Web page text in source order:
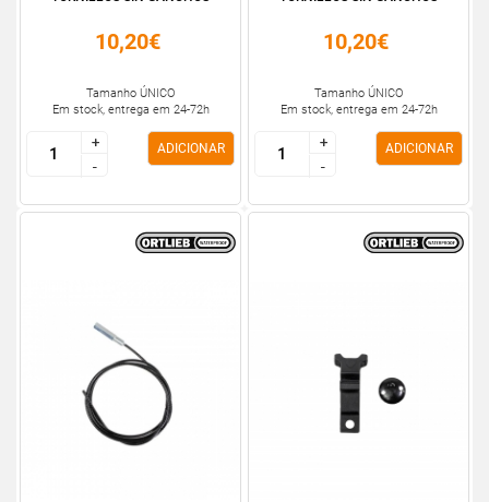
10,20€
Tamanho ÚNICO
Em stock, entrega em 24-72h
+
-
+
-
ADICIONAR
10,20€
Tamanho ÚNICO
Em stock, entrega em 24-72h
+
-
+
-
ADICIONAR